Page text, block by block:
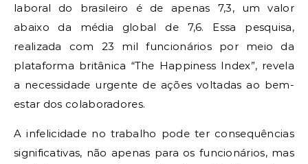
laboral do brasileiro é de apenas 7,3, um valor
abaixo da média global de 7,6. Essa pesquisa,
realizada com 23 mil funcionários por meio da
plataforma britânica “The Happiness Index”, revela
a necessidade urgente de ações voltadas ao bem-
estar dos colaboradores.
A infelicidade no trabalho pode ter consequências
significativas, não apenas para os funcionários, mas